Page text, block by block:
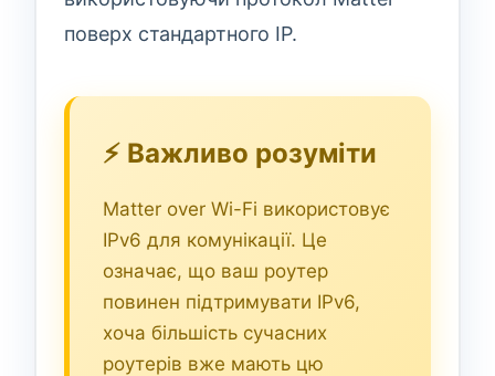
поверх стандартного IP.
⚡ Важливо розуміти
Matter over Wi-Fi використовує
IPv6 для комунікації. Це
означає, що ваш роутер
повинен підтримувати IPv6,
хоча більшість сучасних
роутерів вже мають цю